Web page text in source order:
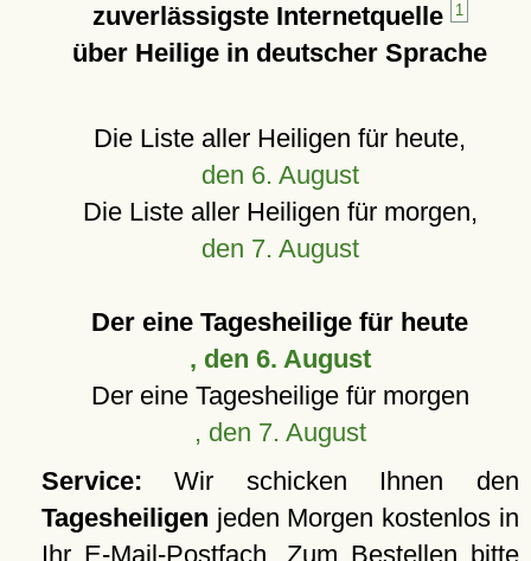
zuverlässigste Internetquelle
1
über Heilige in deutscher Sprache
Die Liste aller Heiligen für heute,
den 6. August
Die Liste aller Heiligen für morgen,
den 7. August
Der eine Tagesheilige für heute
, den 6. August
Der eine Tagesheilige für morgen
, den 7. August
Service: Wir schicken Ihnen den
Tagesheiligen jeden Morgen kostenlos in
Ihr E-Mail-Postfach. Zum Bestellen bitte